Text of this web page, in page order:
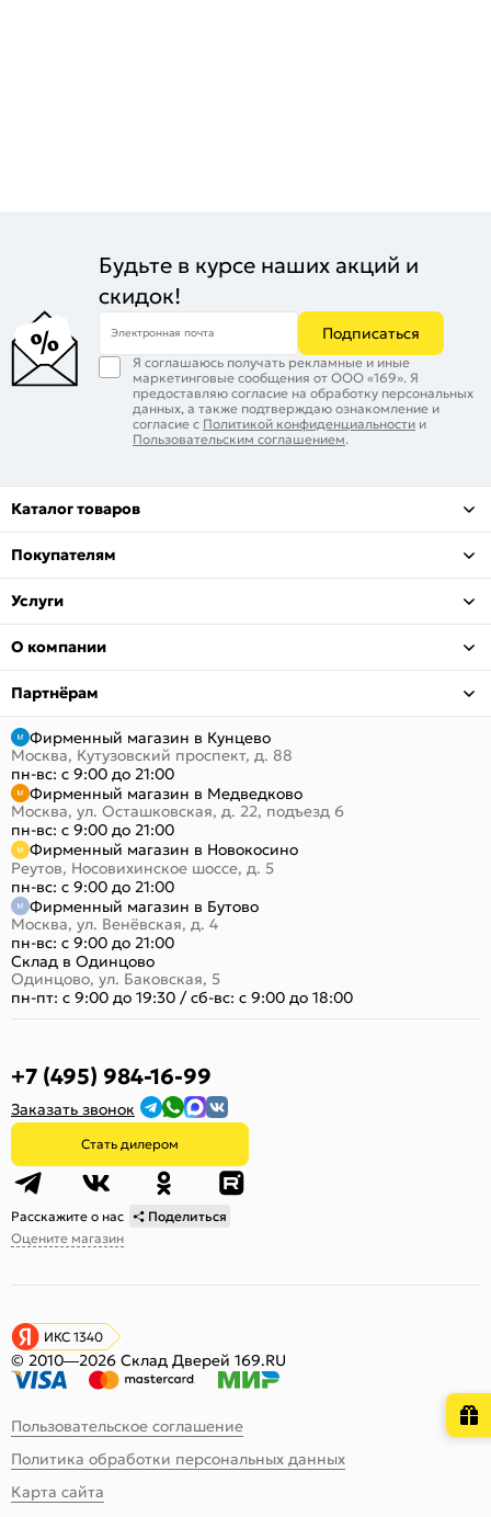
Будьте в курсе наших акций и
скидок!
Электронная почта Подписаться
Я соглашаюсь получать рекламные и иные
маркетинговые сообщения от ООО «169». Я
предоставляю согласие на обработку персональных
данных, а также подтверждаю ознакомление и
согласие с Политикой конфиденциальности и
Пользовательским соглашением.
Каталог товаров
Покупателям
Услуги
О компании
Партнёрам
Фирменный магазин в Кунцево
Москва, Кутузовский проспект, д. 88
пн-вс: с 9:00 до 21:00
Фирменный магазин в Медведково
Москва, ул. Осташковская, д. 22, подъезд 6
пн-вс: с 9:00 до 21:00
Фирменный магазин в Новокосино
Реутов, Носовихинское шоссе, д. 5
пн-вс: с 9:00 до 21:00
Фирменный магазин в Бутово
Москва, ул. Венёвская, д. 4
пн-вс: с 9:00 до 21:00
Склад в Одинцово
Одинцово, ул. Баковская, 5
пн-пт: с 9:00 до 19:30 /сб-вс: с 9:00 до 18:00
+7 (495) 984-16-99
Заказать звонок
Стать дилером
Расскажите о нас
Поделиться
Оцените магазин
ИКС 1340
© 2010—2026 Склад Дверей 169.RU
Пользовательское соглашение
Политика обработки персональных данных
Карта сайта